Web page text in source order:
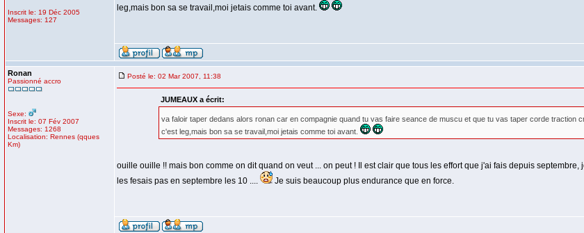
Inscrit le: 19 Déc 2005
Messages: 127
leg,mais bon sa se travail,moi jetais comme toi avant.
Ronan
Passionné accro
Sexe:
Inscrit le: 07 Fév 2007
Messages: 1268
Localisation: Rennes (qques
Km)
Posté le: 02 Mar 2007, 11:38
JUMEAUX a écrit:
va faloir taper dedans alors ronan car en compagnie quand tu vas faire seance de muscu et que tu vas taper corde traction
c'est leg,mais bon sa se travail,moi jetais comme toi avant.
ouille ouille !! mais bon comme on dit quand on veut ... on peut ! Il est clair que tous les effort que j'ai fais depuis
les fesais pas en septembre les 10 ....
Je suis beaucoup plus endurance que en force.